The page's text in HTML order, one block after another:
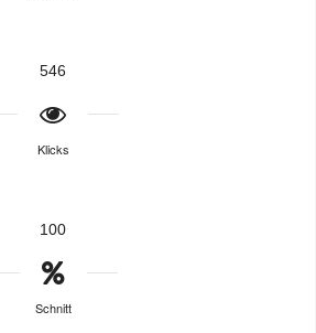
546
Klicks
100
Schnitt